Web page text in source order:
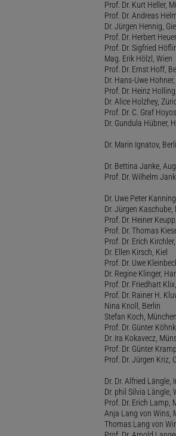
Prof. Dr. Kurt Heller,
Prof. Dr. Andreas
Dr. Jürgen Hennig,
Prof. Dr. Herbert
Prof. Dr. Sigfried
Mag. Erik Hölzl, Wien
Prof. Dr. Ernst Hoff,
Dr. Hans-Uwe
Prof. Dr. Heinz
Dr. Alice Holzhey,
Prof. Dr. C. Graf
Dr. Gundula Hübner,
Dr. Marin Ignatov,
Dr. Bettina Janke,
Prof. Dr. Wilhelm
Dr. Uwe Peter
Dr. Jürgen Kaschube,
Prof. Dr. Heiner
Prof. Dr. Thomas
Prof. Dr. Erich
Dr. Ellen Kirsch, Kiel
Prof. Dr. Uwe
Dr. Regine Klinger,
Prof. Dr. Friedhart
Prof. Dr. Rainer H.
Nina Knoll, Berlin
Stefan Koch, München
Prof. Dr. Günter
Dr. Ira Kokavecz,
Prof. Dr. Günter
Prof. Dr. Jürgen Kriz,
Dr. Dr. Alfried Längle,
Dr. phil Silvia Längle,
Prof. Dr. Erich Lamp,
Anja Lang von Wins,
Thomas Lang von